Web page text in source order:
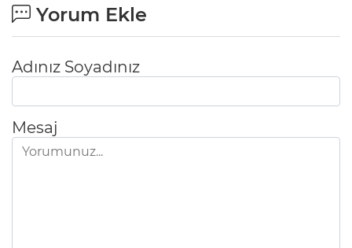
Yorum Ekle
Adınız Soyadınız
Mesaj